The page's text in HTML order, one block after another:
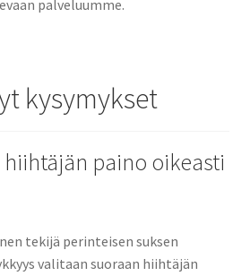
palveluumme.
kysymykset
paino oikeasti
tekijä perinteisen suksen
valitaan suoraan hiihtäjän